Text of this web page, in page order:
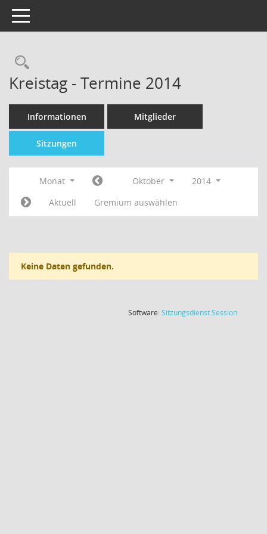
Toggle navigation
Kreistag - Termine 2014
Informationen Mitglieder
Sitzungen
Monat Oktober
2014
Aktuell
Gremium auswählen
Keine Daten gefunden.
Software:SitzungsdienstSession(Wird in